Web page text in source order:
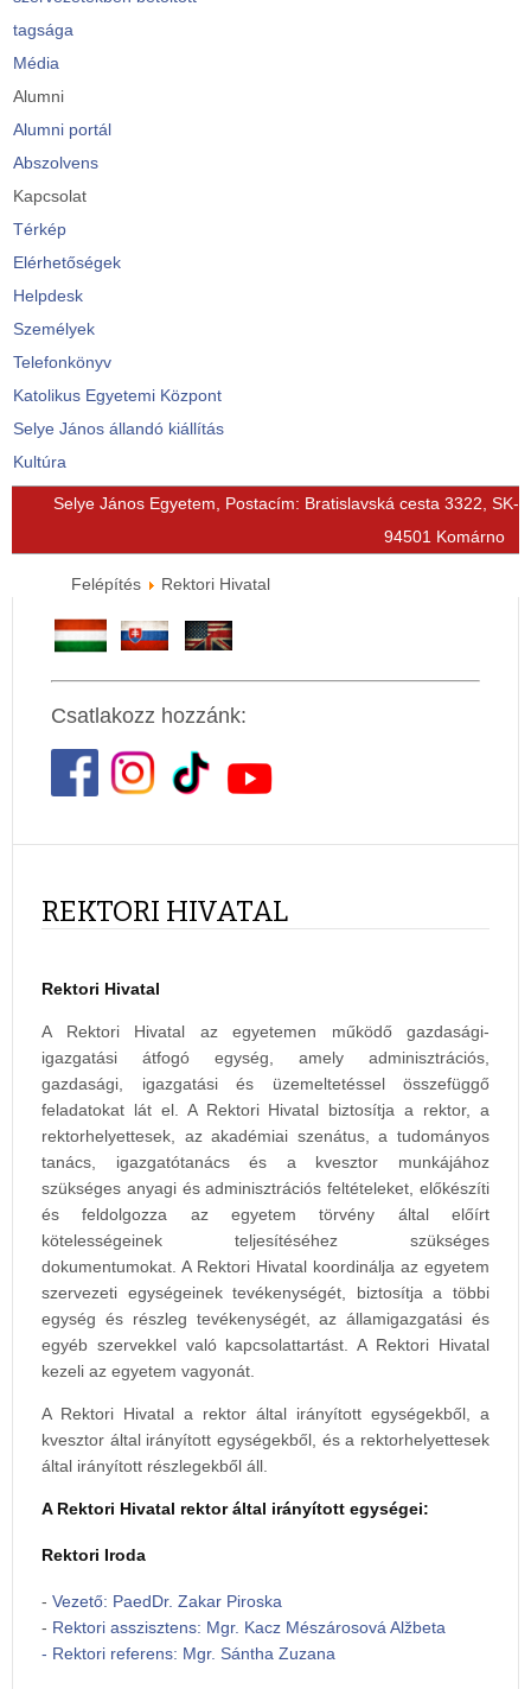
tagsága
Média
Alumni
Alumni portál
Abszolvens
Kapcsolat
Térkép
Elérhetőségek
Helpdesk
Személyek
Telefonkönyv
Katolikus Egyetemi Központ
Selye János állandó kiállítás
Kultúra
© FreeJoomla! 3 Modules - by VinaGecko.com
Selye János Egyetem, Postacím: Bratislavská cesta 3322, SK-
94501 Komárno
Felépítés Rektori Hivatal
Csatlakozz hozzánk:
REKTORI HIVATAL
Rektori Hivatal
A Rektori Hivatal az egyetemen működő gazdasági-
igazgatási átfogó egység, amely adminisztrációs,
gazdasági, igazgatási és üzemeltetéssel összefüggő
feladatokat lát el. A Rektori Hivatal biztosítja a rektor, a
rektorhelyettesek, az akadémiai szenátus, a tudományos
tanács, igazgatótanács és a kvesztor munkájához
szükséges anyagi és adminisztrációs feltételeket, előkészíti
és feldolgozza az egyetem törvény által előírt
kötelességeinek teljesítéséhez szükséges
dokumentumokat. A Rektori Hivatal koordinálja az egyetem
szervezeti egységeinek tevékenységét, biztosítja a többi
egység és részleg tevékenységét, az államigazgatási és
egyéb szervekkel való kapcsolattartást. A Rektori Hivatal
kezeli az egyetem vagyonát.
A Rektori Hivatal a rektor által irányított egységekből, a
kvesztor által irányított egységekből, és a rektorhelyettesek
által irányított részlegekből áll.
A Rektori Hivatal rektor által irányított egységei:
Rektori Iroda
- Vezető: PaedDr. Zakar Piroska
- Rektori asszisztens: Mgr. Kacz Mészárosová Alžbeta
- Rektori referens: Mgr. Sántha Zuzana